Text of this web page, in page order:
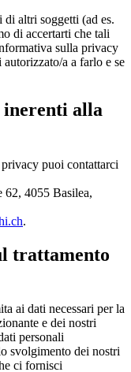
altri soggetti (ad es.
di accertarti che tali
sulla privacy
a a farlo e se
inerenti alla
puoi contattarci
62, 4055 Basilea,
.
trattamento
ai dati necessari per la
e dei nostri
personali
svolgimento dei nostri
ci fornisci